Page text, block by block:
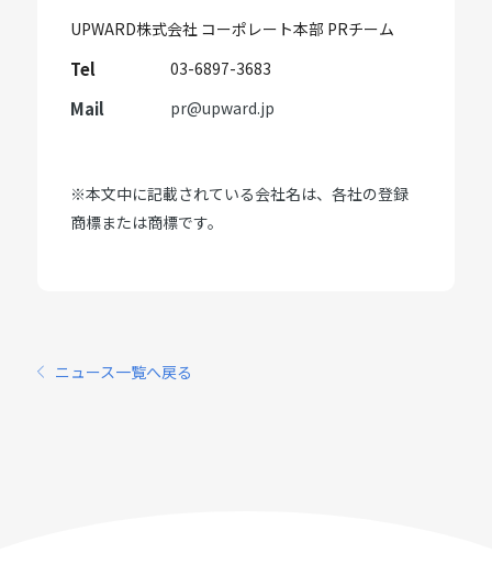
UPWARD株式会社 コーポレート本部 PRチーム
Tel 03-6897-3683
Mail pr@upward.jp
※本文中に記載されている会社名は、各社の登録
商標または商標です。
ニュース一覧へ戻る